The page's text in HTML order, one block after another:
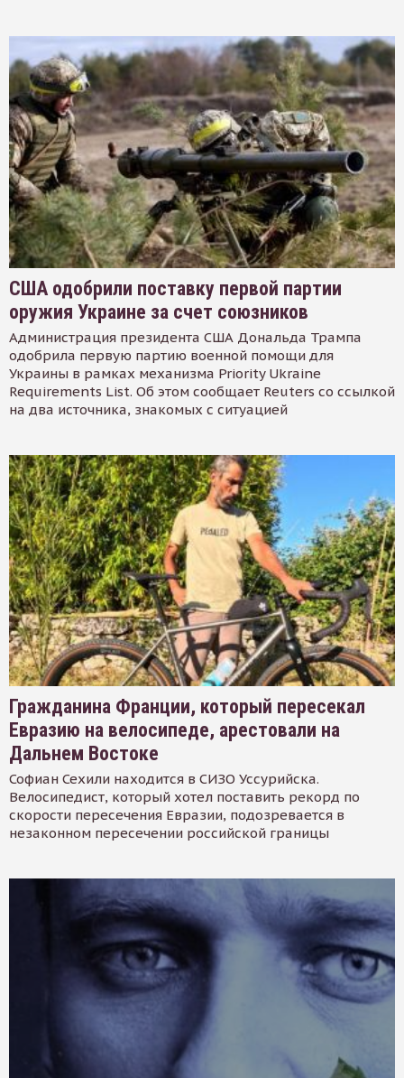
США одобрили поставку первой партии
оружия Украине за счет союзников
Администрация президента США Дональда Трампа
одобрила первую партию военной помощи для
Украины в рамках механизма Priority Ukraine
Requirements List. Об этом сообщает Reuters со ссылкой
на два источника, знакомых с ситуацией
Гражданина Франции, который пересекал
Евразию на велосипеде, арестовали на
Дальнем Востоке
Софиан Сехили находится в СИЗО Уссурийска.
Велосипедист, который хотел поставить рекорд по
скорости пересечения Евразии, подозревается в
незаконном пересечении российской границы